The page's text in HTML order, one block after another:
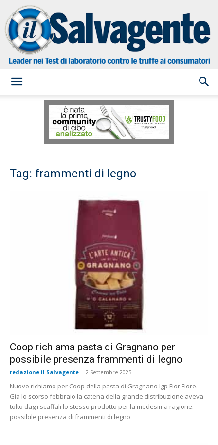
Salvagente
Tag: frammenti di legno
Coop richiama pasta di Gragnano per
possibile presenza frammenti di legno
redazione il Salvagente - 2 Settembre 2025
Nuovo richiamo per Coop della pasta di Gragnano Igp Fior Fiore.
Già lo scorso febbraio la catena della grande distribuzione aveva
tolto dagli scaffali lo stesso prodotto per la medesima ragione:
possibile presenza di frammenti di legno